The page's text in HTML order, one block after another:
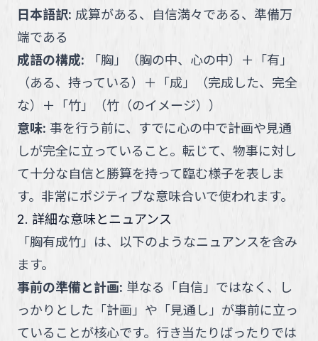
日本語訳: 成算がある、自信満々である、準備万
端である
成語の構成: 「胸 」 （胸の中、心の中） ＋ 「有 」
（ある、持っている） ＋ 「成 」 （完成した、完全
な） ＋ 「竹 」 （竹（のイメージ） ）
意味: 事を行う前に、すでに心の中で計画や見通
しが完全に立っていること。転じて、物事に対し
て十分な自信と勝算を持って臨む様子を表しま
す。非常にポジティブな意味合いで使われます。
2. 詳細な意味とニュアンス
「胸有成竹 」 は、以下のようなニュアンスを含み
ます。
事前の準備と計画: 単なる「自信」ではなく、し
っかりとした「計画」や「見通し」が事前に立っ
ていることが核心です。行き当たりばったりでは